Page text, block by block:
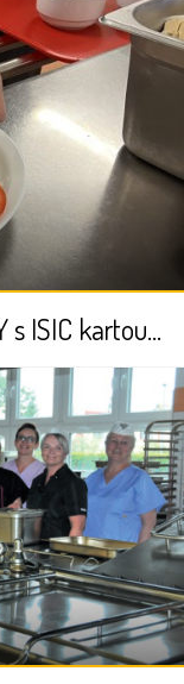
Pro oběd do školní jídelny VŽDY s ISIC kartou nebo Lítačkou nebo identifikační kartou či čipem